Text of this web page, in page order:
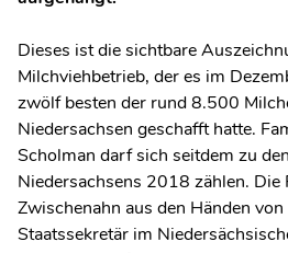
Dieses ist die sichtbare
Milchviehbetrieb, der es im
zwölf besten der rund 8.500
Niedersachsen geschafft hatte.
Scholman darf sich seitdem zu
Niedersachsens 2018 zählen. Die
Zwischenahn aus den Händen
Staatssekretär im